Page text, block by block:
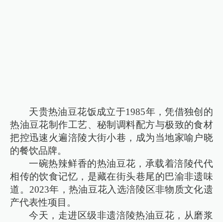
天贵热油豆花饭成立于1985年，凭借独创的
热油豆花制作工艺、秘制调料配方与极致的食材
把控迅速火遍涪陵大街小巷，成为当地家喻户晓
的餐饮品牌。
一碗热辣鲜香的热油豆花，承载着涪陵代代
相传的饮食记忆，是藏在街头巷尾的巴渝非遗味
道。2023年，热油豆花入选涪陵区非物质文化遗
产代表性项目。
今天，走进区级非遗涪陵热油豆花，从磨浆